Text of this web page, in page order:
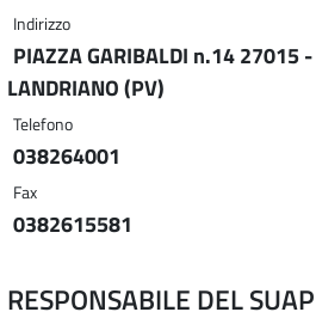
Indirizzo
PIAZZA GARIBALDI n.14 27015 -
LANDRIANO (PV)
Telefono
038264001
Fax
0382615581
RESPONSABILE DEL SUAP